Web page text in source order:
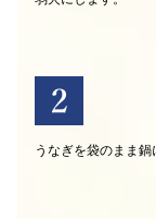
うなぎを袋のまま鍋